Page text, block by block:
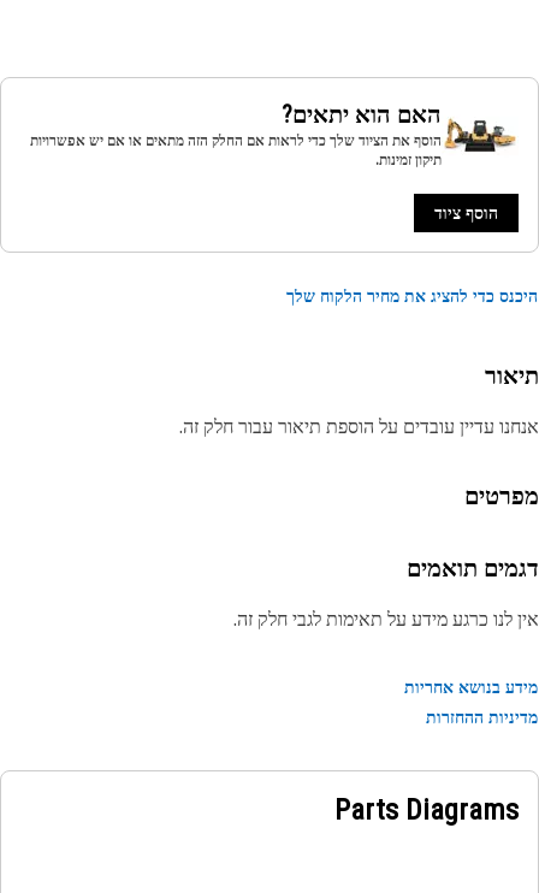
האם הוא יתאים?
הוסף את הציוד שלך כדי לראות אם החלק הזה מתאים או אם יש אפשרויות
תיקון זמינות.
הוסף ציוד
כדי להציג את מחיר הלקוח שלך
עדיין עובדים על הוספת תיאור עבור חלק זה.
תואמים
לנו כרגע מידע על תאימות לגבי חלק זה.
בנושא אחריות
ההחזרות
Parts Diagrams